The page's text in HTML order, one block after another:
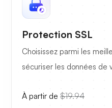
Protection SSL
Choisissez parmi les
sécuriser les données de
À partir de $19.94